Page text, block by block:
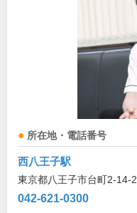
所在地・電話番号
西八王子駅
東京都八王子市台町2-14-
042-621-0300